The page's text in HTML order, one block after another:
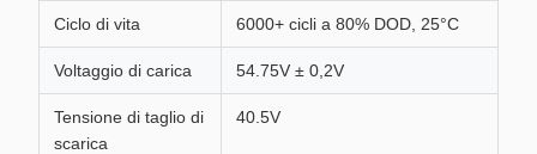
Ciclo di vita 6000+ cicli a 80% DOD, 25°C
Voltaggio di carica 54.75V ± 0,2V
Tensione di taglio di
scarica
40.5V